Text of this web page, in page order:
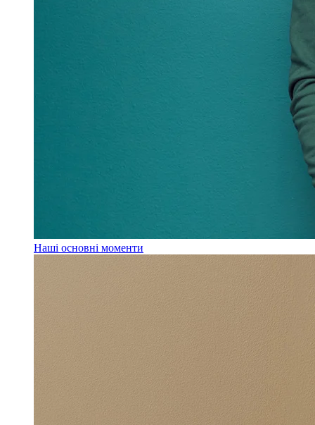
Наші основні моменти